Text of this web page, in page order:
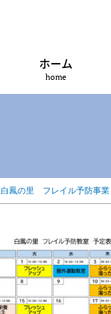
ホーム
home
白鳳の里 フレイル予防事業